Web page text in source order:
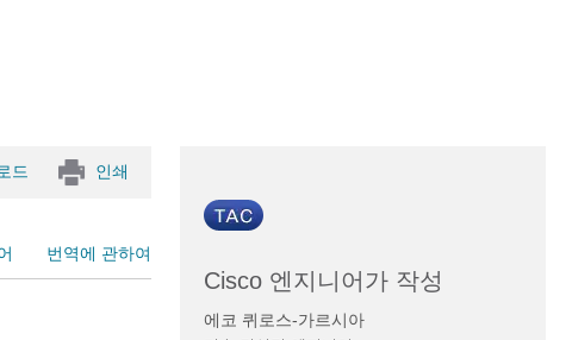
드 인쇄
번역에 관하여
Cisco 엔지니어가 작성
에코 퀴로스-가르시아